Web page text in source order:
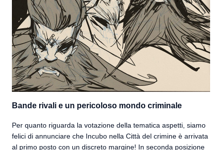
Bande rivali e un pericoloso mondo criminale
Per quanto riguarda la votazione della tematica aspetti, siamo
felici di annunciare che Incubo nella Città del crimine è arrivata
al primo posto con un discreto margine! In seconda posizione